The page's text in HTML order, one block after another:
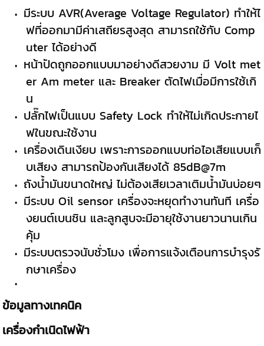
มีระบบ AVR(Average Voltage Regulator) ทำให้ไ
ฟที่ออกมามีค่าเสถียรสูงสุด สามารถใช้กับ Comp
uter ได้อย่างดี
หน้าปัดถูกออกแบบมาอย่างดีสวยงาม มี Volt met
er Am meter และ Breaker ตัดไฟเมื่อมีการใช้เกิ
น
ปลั๊กไฟเป็นแบบ Safety Lock ทำให้ไม่เกิดประกายไ
ฟในขณะใช้งาน
เครื่องเดินเงียบ เพราะการออกแบบท่อไอเสียแบบเก็
บเสียง สามารถป้องกันเสียงได้ 85dB@7m
ถังน้ำมันขนาดใหญ่ ไม่ต้องเสียเวลาเติมน้ำมันบ่อยๆ
มีระบบ Oil sensor เครื่องจะหยุดทำงานทันที เครื่อ
งยนต์เบนชิน และลูกสูบจะมีอายุใช้งานยาวนานเกิน
คุ้ม
มีระบบตรวจนับชั่วโมง เพื่อการแจ้งเตือนการบำรุงรั
กษาเครื่อง
ข้อมูลทางเทคนิค
เครื่องกำเนิดไฟฟ้า